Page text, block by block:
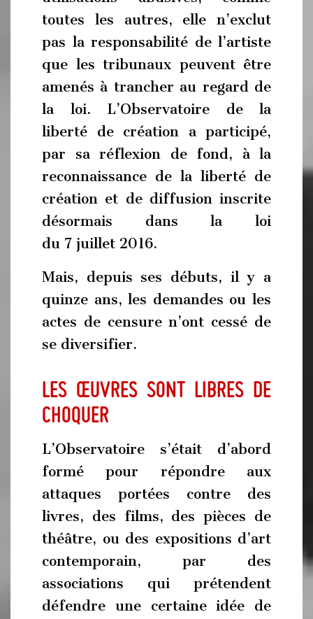
toutes les autres, elle n’exclut
pas la responsabilité de l’artiste
que les tribunaux peuvent être
amenés à trancher au regard de
la loi. L’Observatoire de la
liberté de création a participé,
par sa réflexion de fond, à la
reconnaissance de la liberté de
création et de diffusion inscrite
désormais dans la loi
du 7 juillet 2016.
Mais, depuis ses débuts, il y a
quinze ans, les demandes ou les
actes de censure n’ont cessé de
se diversifier.
Les œuvres sont libres de
choquer
L’Observatoire s’était d’abord
formé pour répondre aux
attaques portées contre des
livres, des films, des pièces de
théâtre, ou des expositions d’art
contemporain, par des
associations qui prétendent
défendre une certaine idée de